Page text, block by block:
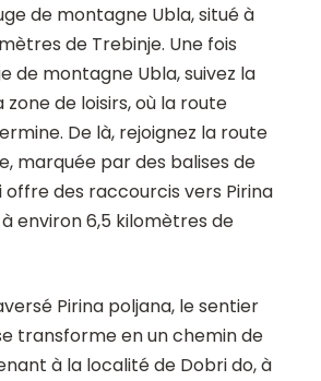
de montagne Ubla, situé à
de Trebinje. Une fois
de montagne Ubla, suivez la
zone de loisirs, où la route
De là, rejoignez la route
marquée par des balises de
offre des raccourcis vers Pirina
environ 6,5 kilomètres de
Pirina poljana, le sentier
transforme en un chemin de
à la localité de Dobri do, à